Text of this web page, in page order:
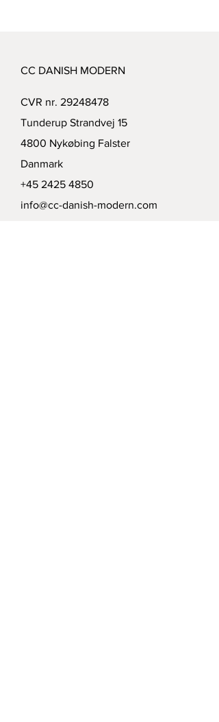
CC DANISH MODERN
CVR nr. 29248478
Tunderup Strandvej 15
4800 Nykøbing Falster
Danmark
+45 2425 4850
info@cc-danish-modern.com